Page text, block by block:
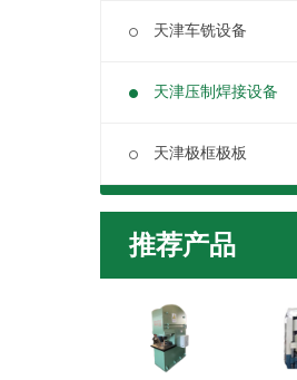
天津车铣设备
天津压制焊接设备
天津极框极板
推荐产品